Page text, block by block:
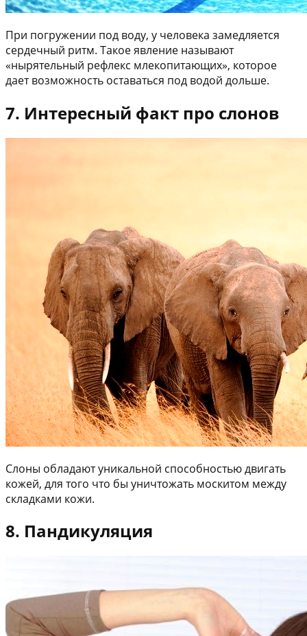
При погружении под воду, у человека замедляется
сердечный ритм. Такое явление называют
«нырятельный рефлекс млекопитающих», которое
дает возможность оставаться под водой дольше.
7. Интересный факт про слонов
Слоны обладают уникальной способностью двигать
кожей, для того что бы уничтожать москитом между
складками кожи.
8. Пандикуляция